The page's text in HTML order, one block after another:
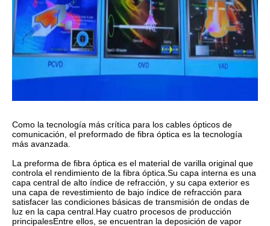
Como la tecnología más crítica para los cables ópticos de
comunicación, el preformado de fibra óptica es la tecnología
más avanzada.
La preforma de fibra óptica es el material de varilla original que
controla el rendimiento de la fibra óptica.Su capa interna es una
capa central de alto índice de refracción, y su capa exterior es
una capa de revestimiento de bajo índice de refracción para
satisfacer las condiciones básicas de transmisión de ondas de
luz en la capa central.Hay cuatro procesos de producción
principalesEntre ellos, se encuentran la deposición de vapor